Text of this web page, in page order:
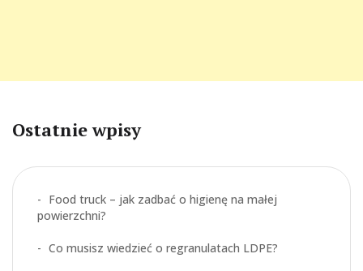
Ostatnie wpisy
Food truck – jak zadbać o higienę na małej
powierzchni?
Co musisz wiedzieć o regranulatach LDPE?